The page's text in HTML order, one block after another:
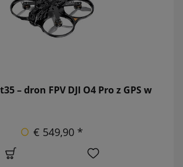
– dron FPV DJI O4 Pro z GPS w
€ 549,90 *